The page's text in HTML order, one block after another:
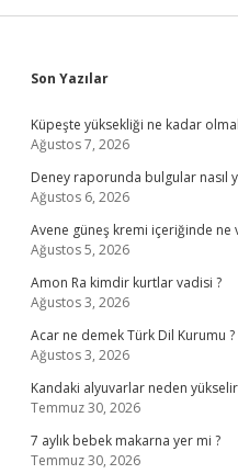
Sidebar
Son Yazılar
Küpeşte yüksekliği ne kadar
Ağustos 7, 2026
Deney raporunda bulgular nasıl
Ağustos 6, 2026
Avene güneş kremi içeriğinde ne
Ağustos 5, 2026
Amon Ra kimdir kurtlar vadisi ?
Ağustos 3, 2026
Acar ne demek Türk Dil Kurumu ?
Ağustos 3, 2026
Kandaki alyuvarlar neden
Temmuz 30, 2026
7 aylık bebek makarna yer mi ?
Temmuz 30, 2026